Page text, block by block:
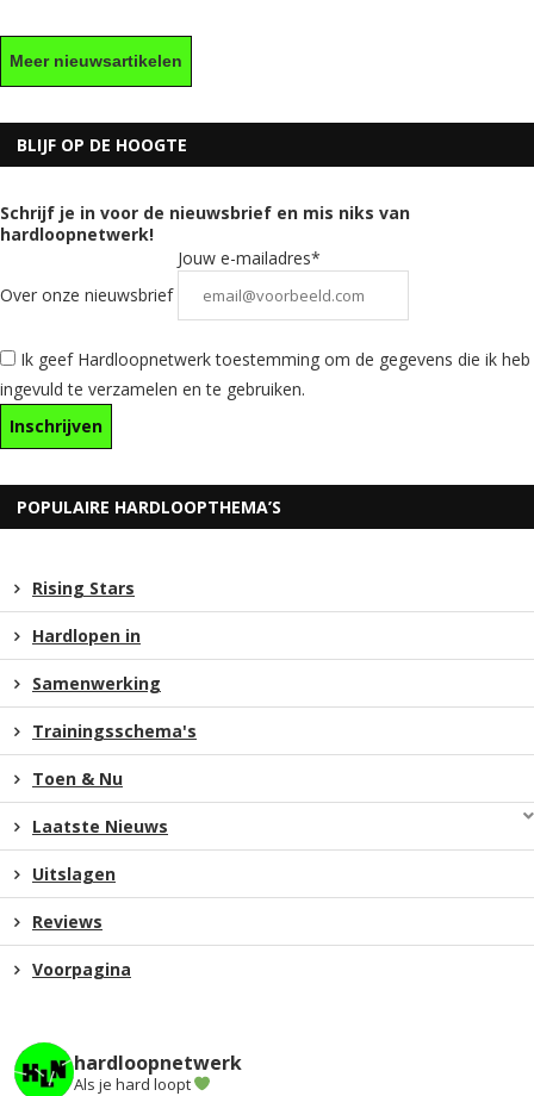
Meer nieuwsartikelen
BLIJF OP DE HOOGTE
Schrijf je in voor de nieuwsbrief en mis niks van
hardloopnetwerk!
Over onze nieuwsbrief
Jouw e-mailadres*
Ik geef Hardloopnetwerk toestemming om de gegevens die ik heb
ingevuld te verzamelen en te gebruiken.
POPULAIRE HARDLOOPTHEMA’S
Rising Stars
Hardlopen in
Samenwerking
Trainingsschema's
Toen & Nu
Laatste Nieuws
Uitslagen
Reviews
Voorpagina
hardloopnetwerk
Als je hard loopt